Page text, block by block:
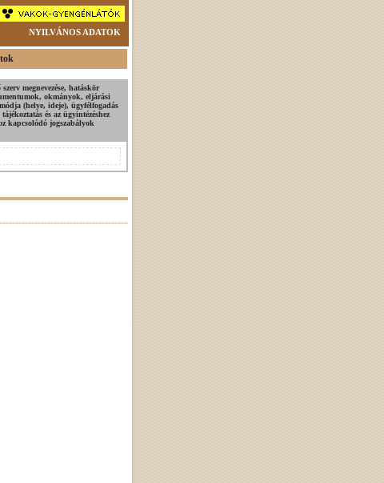
NYILVÁNOS ADATOK
megnevezése, hatáskör
okmányok, eljárási
(helye, ideje), ügyfélfogadás
és az ügyintézéshez
kapcsolódó jogszabályok